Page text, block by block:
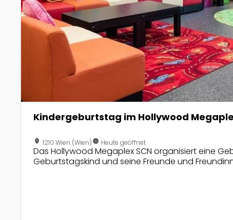
Kindergeburtstag im Hollywood
location_on 1210 Wien (Wien)nest_clock_farsight_analog Heute geöffnet
Das Hollywood Megaplex SCN organisiert eine
Geburtstagskind und seine Freunde und